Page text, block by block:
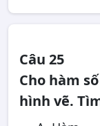
Câu 25
Cho hàm số
hình vẽ.